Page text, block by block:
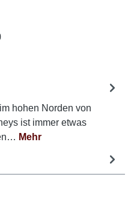
hohen Norden von
ist immer etwas
Mehr